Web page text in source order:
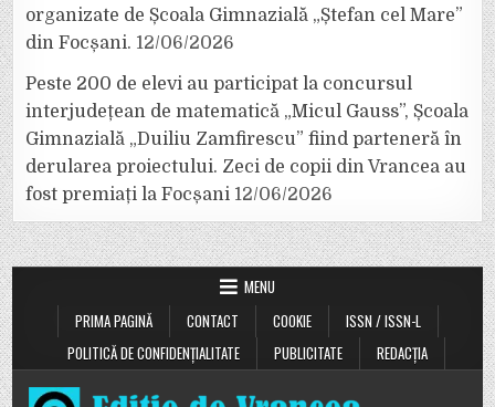
organizate de Școala Gimnazială „Ștefan cel Mare”
din Focșani. 12/06/2026
Peste 200 de elevi au participat la concursul
interjudețean de matematică „Micul Gauss”, Școala
Gimnazială „Duiliu Zamfirescu” fiind parteneră în
derularea proiectului. Zeci de copii din Vrancea au
fost premiați la Focșani 12/06/2026
MENU
PRIMA PAGINĂ
CONTACT COOKIE
ISSN / ISSN-L
POLITICĂ DE CONFIDENȚIALITATE
PUBLICITATE REDACȚIA